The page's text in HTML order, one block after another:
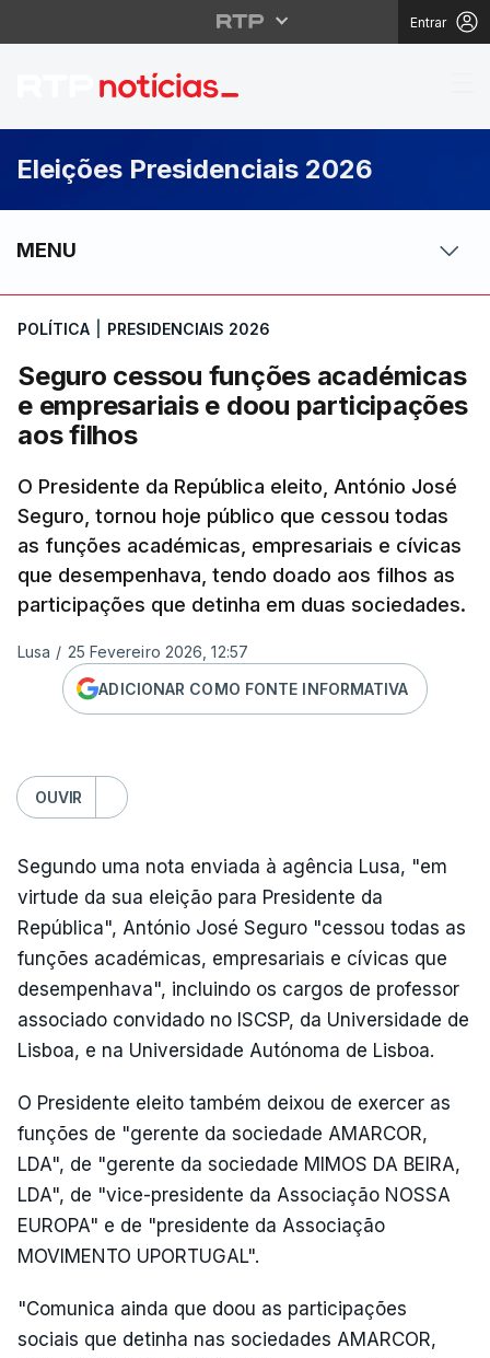
Entrar
Seguro cessou
Eleições Presidenciais 2026
MENU
POLÍTICA PRESIDENCIAIS 2026
Seguro cessou funções académicas
e empresariais e doou participações
aos filhos
O Presidente da República eleito, António José
Seguro, tornou hoje público que cessou todas
as funções académicas, empresariais e cívicas
que desempenhava, tendo doado aos filhos as
participações que detinha em duas sociedades.
Lusa / 25 Fevereiro 2026, 12:57
ADICIONAR COMO FONTE INFORMATIVA
OUVIR
Segundo uma nota enviada à agência Lusa, "em
virtude da sua eleição para Presidente da
República", António José Seguro "cessou todas as
funções académicas, empresariais e cívicas que
desempenhava", incluindo os cargos de professor
associado convidado no ISCSP, da Universidade de
Lisboa, e na Universidade Autónoma de Lisboa.
O Presidente eleito também deixou de exercer as
funções de "gerente da sociedade AMARCOR,
LDA", de "gerente da sociedade MIMOS DA BEIRA,
LDA", de "vice-presidente da Associação NOSSA
EUROPA" e de "presidente da Associação
MOVIMENTO UPORTUGAL".
"Comunica ainda que doou as participações
sociais que detinha nas sociedades AMARCOR,